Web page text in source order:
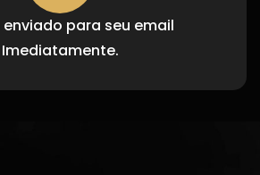
para seu email
Imediatamente.